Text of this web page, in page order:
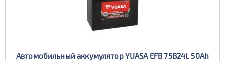
Автомобильный аккумулятор YUASA EFB 75B24L 50Ah